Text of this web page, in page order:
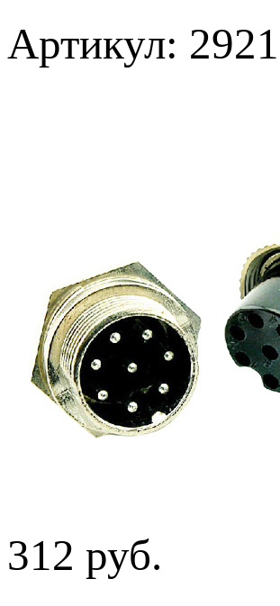
Артикул: 2921
312 руб.